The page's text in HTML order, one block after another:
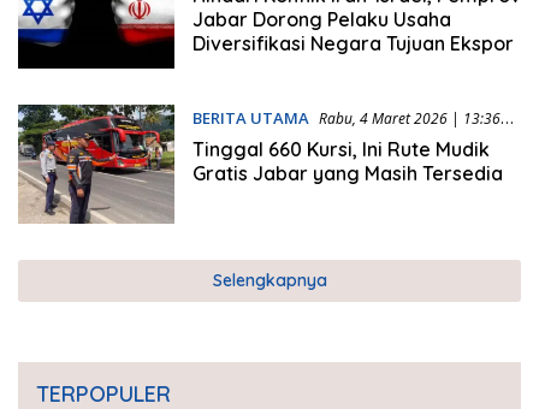
Jabar Dorong Pelaku Usaha
Diversifikasi Negara Tujuan Ekspor
BERITA UTAMA Rabu, 4 Maret 2026 | 13:36
WIB
Tinggal 660 Kursi, Ini Rute Mudik
Gratis Jabar yang Masih Tersedia
Selengkapnya
TERPOPULER